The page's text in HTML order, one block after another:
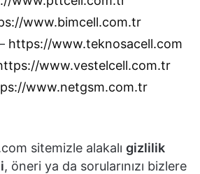
www.bimcell.com.tr
https://www.teknosacell.com
www.vestelcell.com.tr
www.netgsm.com.tr
sitemizle alakalı gizlilik
, öneri ya da sorularınızı bizlere